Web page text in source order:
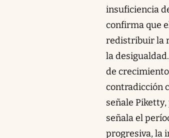
insuficiencia
confirma que
redistribuir la
la
de
contradicción
señale
señala el
progresiva, la